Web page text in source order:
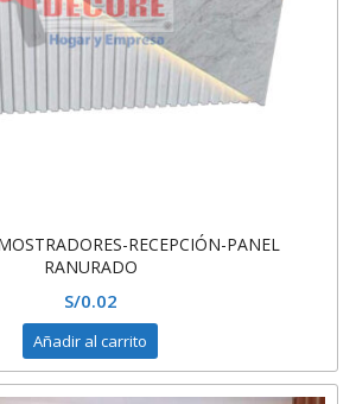
RECEPCIÓN-PANEL
RANURADO
S/0.02
Añadir al carrito